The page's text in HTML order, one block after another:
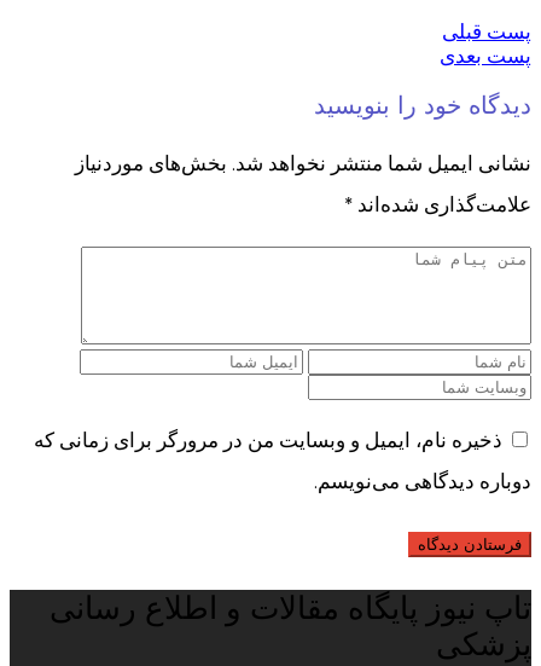
پست قبلی
پست بعدی
دیدگاه خود را بنویسید
نشانی ایمیل شما منتشر نخواهد شد. بخش‌های موردنیاز
علامت‌گذاری شده‌اند *
ذخیره نام، ایمیل و وبسایت من در مرورگر برای زمانی که
دوباره دیدگاهی می‌نویسم.
تاپ نیوز پایگاه مقالات و اطلاع رسانی
پزشکی